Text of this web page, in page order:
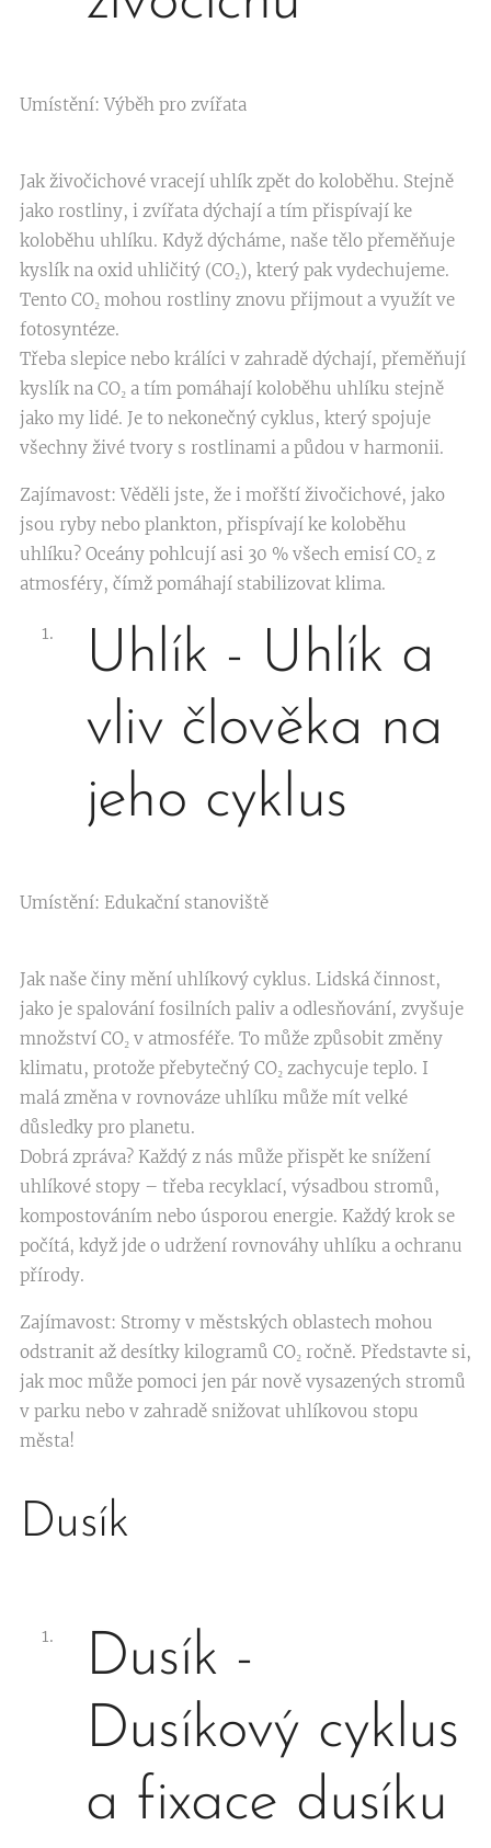
Umístění: Výběh pro zvířata
Jak živočichové vracejí uhlík zpět do koloběhu. Stejně
jako rostliny, i zvířata dýchají a tím přispívají ke
koloběhu uhlíku. Když dýcháme, naše tělo přeměňuje
kyslík na oxid uhličitý (CO₂), který pak vydechujeme.
Tento CO₂ mohou rostliny znovu přijmout a využít ve
fotosyntéze.
Třeba slepice nebo králíci v zahradě dýchají, přeměňují
kyslík na CO₂ a tím pomáhají koloběhu uhlíku stejně
jako my lidé. Je to nekonečný cyklus, který spojuje
všechny živé tvory s rostlinami a půdou v harmonii.
Zajímavost: Věděli jste, že i mořští živočichové, jako
jsou ryby nebo plankton, přispívají ke koloběhu
uhlíku? Oceány pohlcují asi 30 % všech emisí CO₂ z
atmosféry, čímž pomáhají stabilizovat klima.
Uhlík - Uhlík a
vliv člověka na
jeho cyklus
Umístění: Edukační stanoviště
Jak naše činy mění uhlíkový cyklus. Lidská činnost,
jako je spalování fosilních paliv a odlesňování, zvyšuje
množství CO₂ v atmosféře. To může způsobit změny
klimatu, protože přebytečný CO₂ zachycuje teplo. I
malá změna v rovnováze uhlíku může mít velké
důsledky pro planetu.
Dobrá zpráva? Každý z nás může přispět ke snížení
uhlíkové stopy – třeba recyklací, výsadbou stromů,
kompostováním nebo úsporou energie. Každý krok se
počítá, když jde o udržení rovnováhy uhlíku a ochranu
přírody.
Zajímavost: Stromy v městských oblastech mohou
odstranit až desítky kilogramů CO₂ ročně. Představte si,
jak moc může pomoci jen pár nově vysazených stromů
v parku nebo v zahradě snižovat uhlíkovou stopu
města!
Dusík
Dusík -
Dusíkový cyklus
a fixace dusíku